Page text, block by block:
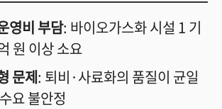
영비 부담: 바이오가스화 시설 1 기
원 이상 소요
문제: 퇴비·사료화의 품질이 균일
요 불안정